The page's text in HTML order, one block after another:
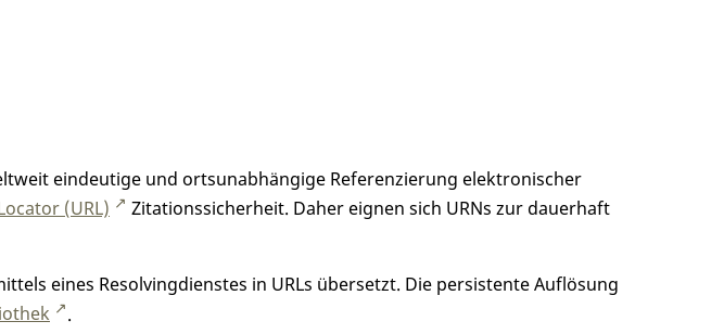
eindeutige und ortsunabhängige Referenzierung elektronischer
(URL)
Zitationssicherheit. Daher eignen sich URNs zur dauerhaft
eines Resolvingdienstes in URLs übersetzt. Die persistente Auflösung
.